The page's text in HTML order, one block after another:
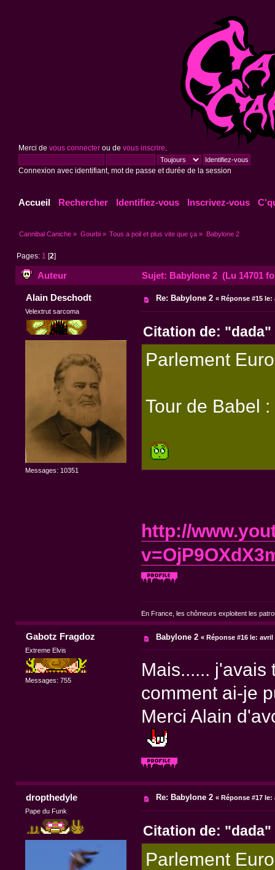
Merci de vous connecterou de vous inscrire
Connexion avec identifiant, mot de passe et durée de la session
Accueil Rechercher Identifiez-vous Inscrivez-vous
Cannibal Caniche » Gourbi» Tous a poil et plus vite que ça » Babylone 2
Pages: 1 [2]
Auteur Sujet: Babylone 2 (Lu 14701
Alain Deschodt
Velextrut sarcoma
Messages: 10351
Re: Babylone 2 «Réponse #15 le:
Citation de: "dada"
Parlement
Tour de Babel :
http://
En France, les chômeurs exploitent les
Gabotz Fragdoz
Extreme Elvis
Messages: 755
Babylone 2 «Réponse #16 le: avril
Mais...... j'avais
comment ai-je
Merci Alain
dropthedyle
Pape du Funk
Re: Babylone 2 « Réponse #17 le:
Citation de: "dada"
Parlement